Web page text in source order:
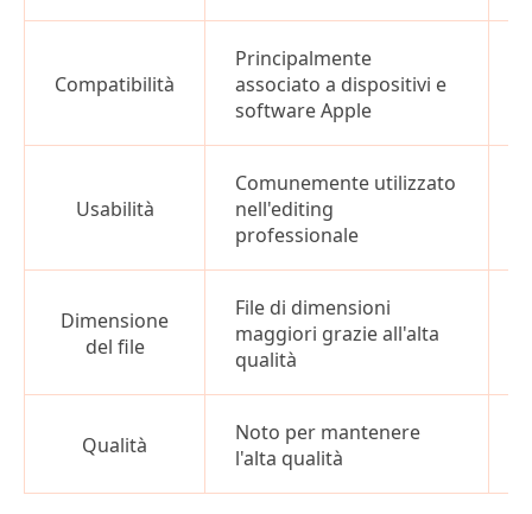
Compatibilità
Principalmente
associato a dispositivi e
software Apple
Usabilità
Comunemente utilizzato
nell'editing
professionale
Dimensione
del file
File di dimensioni
maggiori grazie all'alta
qualità
Qualità
Noto per mantenere
l'alta qualità